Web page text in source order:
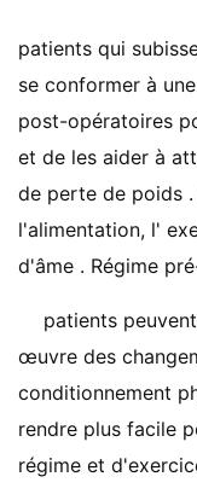
patients qui
se conformer à
post-opératoires
et de les aider à
de perte de poids
l'alimentation, l'
d'âme . Régime
patients
œuvre des
conditionnement
rendre plus facile
régime et